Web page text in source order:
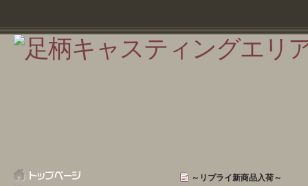
～リプライ新商品入荷～